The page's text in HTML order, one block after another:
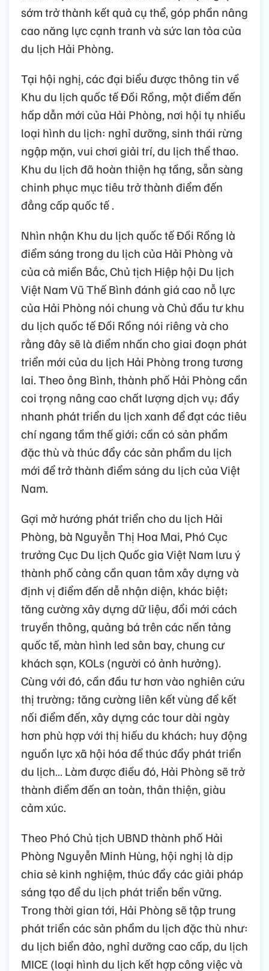
sớm trở thành kết quả cụ thể, góp phần nâng
cao năng lực cạnh tranh và sức lan tỏa của
du lịch Hải Phòng.
Tại hội nghị, các đại biểu được thông tin về
Khu du lịch quốc tế Đồi Rồng, một điểm đến
hấp dẫn mới của Hải Phòng, nơi hội tụ nhiều
loại hình du lịch: nghỉ dưỡng, sinh thái rừng
ngập mặn, vui chơi giải trí, du lịch thể thao.
Khu du lịch đã hoàn thiện hạ tầng, sẵn sàng
chinh phục mục tiêu trở thành điểm đến
đẳng cấp quốc tế .
Nhìn nhận Khu du lịch quốc tế Đồi Rồng là
điểm sáng trong du lịch của Hải Phòng và
của cả miền Bắc, Chủ tịch Hiệp hội Du lịch
Việt Nam Vũ Thế Bình đánh giá cao nỗ lực
của Hải Phòng nói chung và Chủ đầu tư khu
du lịch quốc tế Đồi Rồng nói riêng và cho
rằng đây sẽ là điểm nhấn cho giai đoạn phát
triển mới của du lịch Hải Phòng trong tương
lai. Theo ông Bình, thành phố Hải Phòng cần
coi trọng nâng cao chất lượng dịch vụ; đẩy
nhanh phát triển du lịch xanh để đạt các tiêu
chí ngang tầm thế giới; cần có sản phẩm
đặc thù và thúc đẩy các sản phẩm du lịch
mới để trở thành điểm sáng du lịch của Việt
Nam.
Gợi mở hướng phát triển cho du lịch Hải
Phòng, bà Nguyễn Thị Hoa Mai, Phó Cục
trưởng Cục Du lịch Quốc gia Việt Nam lưu ý
thành phố cảng cần quan tâm xây dựng và
định vị điểm đến dễ nhận diện, khác biệt;
tăng cường xây dựng dữ liệu, đổi mới cách
truyền thông, quảng bá trên các nền tảng
quốc tế, màn hình led sân bay, chung cư
khách sạn, KOLs (người có ảnh hưởng).
Cùng với đó, cần đầu tư hơn vào nghiên cứu
thị trường; tăng cường liên kết vùng để kết
nối điểm đến, xây dựng các tour dài ngày
hơn phù hợp với thị hiếu du khách; huy động
nguồn lực xã hội hóa để thúc đẩy phát triển
du lịch… Làm được điều đó, Hải Phòng sẽ trở
thành điểm đến an toàn, thân thiện, giàu
cảm xúc.
Theo Phó Chủ tịch UBND thành phố Hải
Phòng Nguyễn Minh Hùng, hội nghị là dịp
chia sẻ kinh nghiệm, thúc đẩy các giải pháp
sáng tạo để du lịch phát triển bền vững.
Trong thời gian tới, Hải Phòng sẽ tập trung
phát triển các sản phẩm du lịch đặc thù như:
du lịch biển đảo, nghỉ dưỡng cao cấp, du lịch
MICE (loại hình du lịch kết hợp công việc và